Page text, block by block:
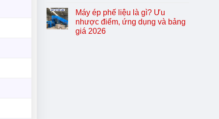
Máy ép phế liệu là gì? Ưu
nhược điểm, ứng dụng và bảng
giá 2026